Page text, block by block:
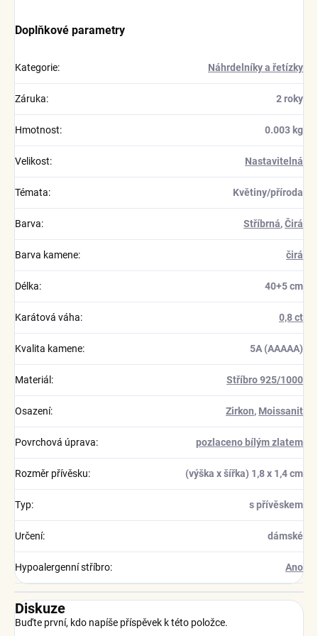
Doplňkové parametry
Kategorie: Náhrdelníky a řetízky
Záruka: 2 roky
Hmotnost: 0.003 kg
Velikost: Nastavitelná
Témata: Květiny/příroda
Barva: Stříbrná,Čirá
Barva kamene: čirá
Délka: 40+5 cm
Karátová váha: 0,8 ct
Kvalita kamene: 5A (AAAAA)
Materiál : Stříbro 925/1000
Osazení: Zirkon, Moissanit
Povrchová úprava: pozlaceno bílým zlatem
Rozměr přívěsku: (výška x šířka) 1,8 x 1,4 cm
Typ: s přívěskem
Určení: dámské
Hypoalergenní stříbro: Ano
Diskuze
Buďte první, kdo napíše příspěvek k této položce.